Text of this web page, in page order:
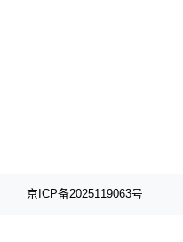
京ICP备2025119063号